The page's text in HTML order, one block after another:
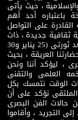
، حيث يأتى
باعتباره أحد أهم
القادرة على التواصل
ثقافية جديدة ، ذات
مضمون ثقافى قادر على إثراء مرحلة ما بعد ثورتى (25 يناير و30
العريقة ، بحيث
، ليؤكد أننا ونحن
العلمى والتقنى
الوقت نتمسك بكل
الملتقى نؤكد على أن
حالات الفن البصرى
التجريد ، وأقاموا